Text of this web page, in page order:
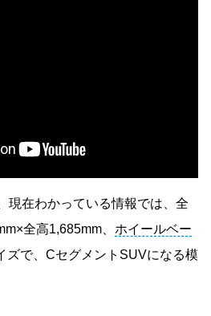
現在わかっている情報では、全
全高1,685mm、 ホイールベー
ズで、CセグメントSUVになる模